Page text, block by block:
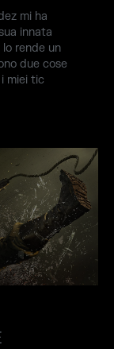
mi ha
innata
rende un
due cose
miei tic